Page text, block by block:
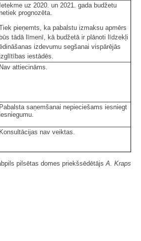
Ietekme uz 2020. un 2021. gada budžetu
netiek prognozēta.
pieņemts, ka pabalstu izmaksu apmērs
būs tādā līmenī, kā budžetā ir plānoti līdzekļi
izdevumu segšanai vispārējās
iestādēs.
Nav attiecināms.
Pabalsta saņemšanai nepieciešams iesniegt
Konsultācijas nav veiktas.
pilsētas domes priekšsēdētājsA. Kraps